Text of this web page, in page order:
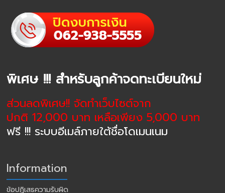
พิเศษ !!! สำหรับลูกค้าจดทะเบียนใหม่
ส่วนลดพิเศษ!! จัดทำเว็บไซต์จาก
ปกติ 12,000 บาท เหลือเพียง 5,000 บาท
ฟรี !!! ระบบอีเมล์ภายใต้ชื่อโดเมนเนม
Information
ข้อปฏิเสธความรับผิด